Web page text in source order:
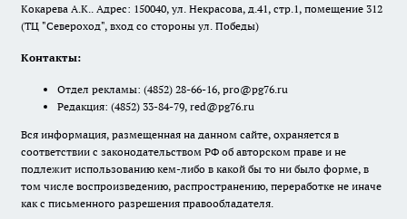
Кокарева А.К.. Адрес: 150040, ул. Некрасова, д.41, стр.1, помещение 312
(ТЦ "Североход", вход со стороны ул. Победы)
Контакты:
Отдел рекламы: (4852) 28-66-16, pro@pg76.ru
Редакция: (4852) 33-84-79, red@pg76.ru
Вся информация, размещенная на данном сайте, охраняется в
соответствии с законодательством РФ об авторском праве и не
подлежит использованию кем-либо в какой бы то ни было форме, в
том числе воспроизведению, распространению, переработке не иначе
как с письменного разрешения правообладателя.